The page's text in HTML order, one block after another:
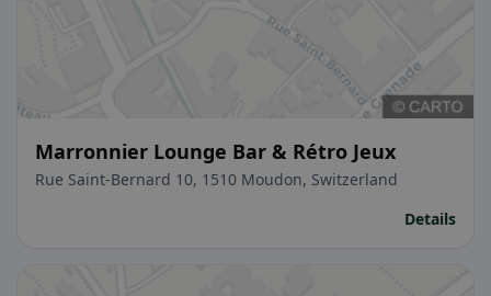
Marronnier Lounge Bar & Rétro Jeux
Rue Saint-Bernard 10, 1510 Moudon, Switzerland
Details